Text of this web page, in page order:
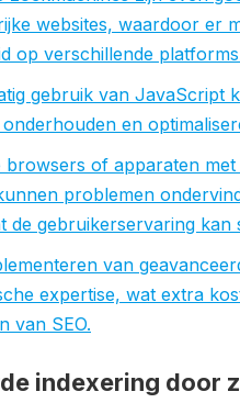
websites, waardoor er
op verschillende
gebruik van JavaScript
en
browsers of apparaten
problemen
de gebruikerservaring kan
van
expertise, wat extra
van SEO.
indexering door